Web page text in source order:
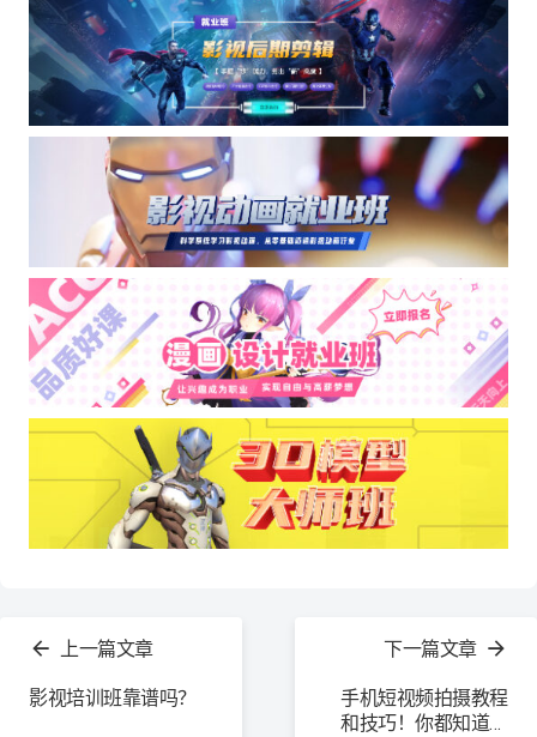
上一篇文章
影视培训班靠谱吗？
下一篇文章
手机短视频拍摄教程
和技巧！你都知道了